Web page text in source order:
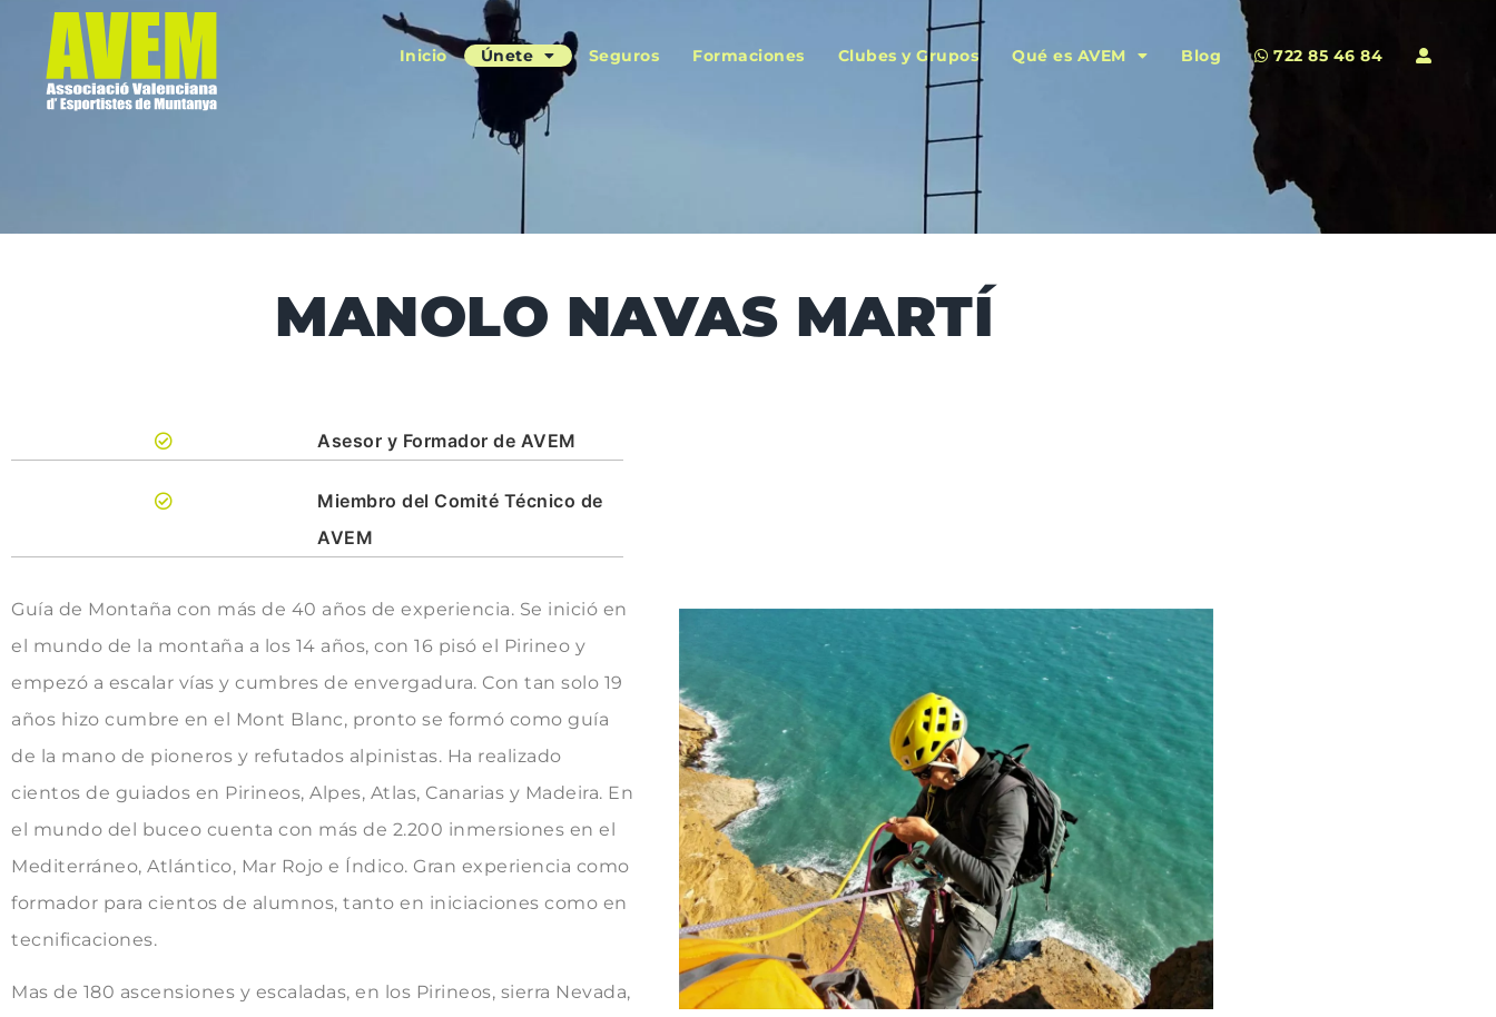
Inicio Únete Seguros Formaciones Clubes y Grupos Qué es AVEM Blog 722 85 46 84
MANOLO NAVAS MARTÍ
Asesor y Formador de AVEM
Miembro del Comité Técnico de
AVEM
Guía de Montaña con más de 40 años de experiencia. Se inició en
el mundo de la montaña a los 14 años, con 16 pisó el Pirineo y
empezó a escalar vías y cumbres de envergadura. Con tan solo 19
años hizo cumbre en el Mont Blanc, pronto se formó como guía
de la mano de pioneros y refutados alpinistas. Ha realizado
cientos de guiados en Pirineos, Alpes, Atlas, Canarias y Madeira. En
el mundo del buceo cuenta con más de 2.200 inmersiones en el
Mediterráneo, Atlántico, Mar Rojo e Índico. Gran experiencia como
formador para cientos de alumnos, tanto en iniciaciones como en
tecnificaciones.
Mas de 180 ascensiones y escaladas, en los Pirineos, sierra Nevada,